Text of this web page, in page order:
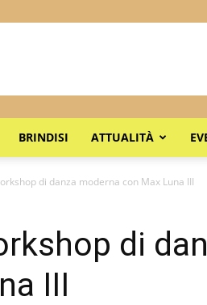
BRINDISI ATTUALITÀ
di danza moderna con Max Luna III
di
III